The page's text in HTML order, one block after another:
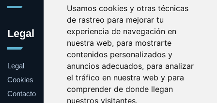
Usamos cookies y otras técnicas
de rastreo para mejorar tu
experiencia de navegación en
nuestra web, para mostrarte
contenidos personalizados y
anuncios adecuados, para analizar
el tráfico en nuestra web y para
comprender de donde llegan
nuestros visitantes.
Legal
Legal
Cookies
Contacto